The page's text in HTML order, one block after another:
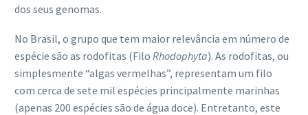
dos seus genomas.
No Brasil, o grupo que tem maior relevância em número de
espécie são as rodofitas (Filo Rhodophyta). As rodofitas, ou
simplesmente “algas vermelhas”, representam um filo
com cerca de sete mil espécies principalmente marinhas
(apenas 200 espécies são de água doce). Entretanto, este